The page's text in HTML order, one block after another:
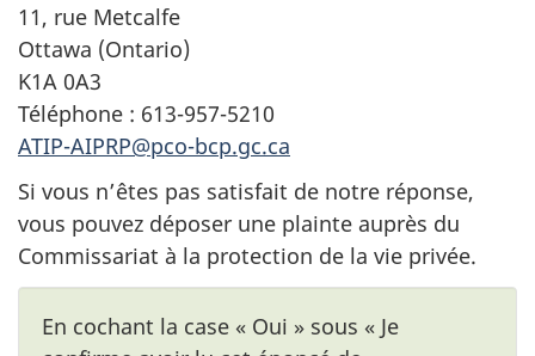
11, rue Metcalfe
Ottawa (Ontario)
K1A 0A3
Téléphone : 613-957-5210
ATIP-AIPRP@pco-bcp.gc.ca
Si vous n’êtes pas satisfait de notre réponse,
vous pouvez déposer une plainte auprès du
Commissariat à la protection de la vie privée.
En cochant la case « Oui » sous « Je